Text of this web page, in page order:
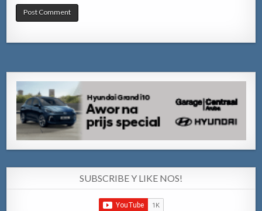
SUBSCRIBE Y LIKE NOS!